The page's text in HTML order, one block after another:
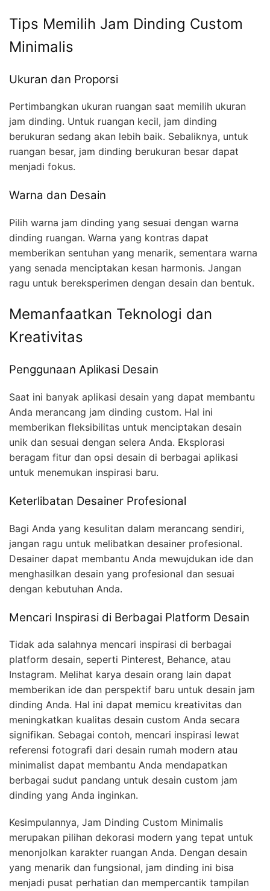
Tips Memilih Jam Dinding Custom
Minimalis
Ukuran dan Proporsi
Pertimbangkan ukuran ruangan saat memilih ukuran
jam dinding. Untuk ruangan kecil, jam dinding
berukuran sedang akan lebih baik. Sebaliknya, untuk
ruangan besar, jam dinding berukuran besar dapat
menjadi fokus.
Warna dan Desain
Pilih warna jam dinding yang sesuai dengan warna
dinding ruangan. Warna yang kontras dapat
memberikan sentuhan yang menarik, sementara warna
yang senada menciptakan kesan harmonis. Jangan
ragu untuk bereksperimen dengan desain dan bentuk.
Memanfaatkan Teknologi dan
Kreativitas
Penggunaan Aplikasi Desain
Saat ini banyak aplikasi desain yang dapat membantu
Anda merancang jam dinding custom. Hal ini
memberikan fleksibilitas untuk menciptakan desain
unik dan sesuai dengan selera Anda. Eksplorasi
beragam fitur dan opsi desain di berbagai aplikasi
untuk menemukan inspirasi baru.
Keterlibatan Desainer Profesional
Bagi Anda yang kesulitan dalam merancang sendiri,
jangan ragu untuk melibatkan desainer profesional.
Desainer dapat membantu Anda mewujdukan ide dan
menghasilkan desain yang profesional dan sesuai
dengan kebutuhan Anda.
Mencari Inspirasi di Berbagai Platform Desain
Tidak ada salahnya mencari inspirasi di berbagai
platform desain, seperti Pinterest, Behance, atau
Instagram. Melihat karya desain orang lain dapat
memberikan ide dan perspektif baru untuk desain jam
dinding Anda. Hal ini dapat memicu kreativitas dan
meningkatkan kualitas desain custom Anda secara
signifikan. Sebagai contoh, mencari inspirasi lewat
referensi fotografi dari desain rumah modern atau
minimalist dapat membantu Anda mendapatkan
berbagai sudut pandang untuk desain custom jam
dinding yang Anda inginkan.
Kesimpulannya, Jam Dinding Custom Minimalis
merupakan pilihan dekorasi modern yang tepat untuk
menonjolkan karakter ruangan Anda. Dengan desain
yang menarik dan fungsional, jam dinding ini bisa
menjadi pusat perhatian dan mempercantik tampilan